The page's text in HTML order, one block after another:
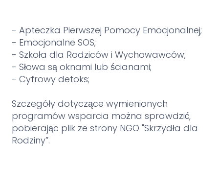
- Apteczka Pierwszej Pomocy Emocjonalnej;
- Emocjonalne SOS;
- Szkoła dla Rodziców i Wychowawców;
- Słowa są oknami lub ścianami;
- Cyfrowy detoks;
Szczegóły dotyczące wymienionych
programów wsparcia można sprawdzić,
pobierając plik ze strony NGO "Skrzydła dla
Rodziny”.